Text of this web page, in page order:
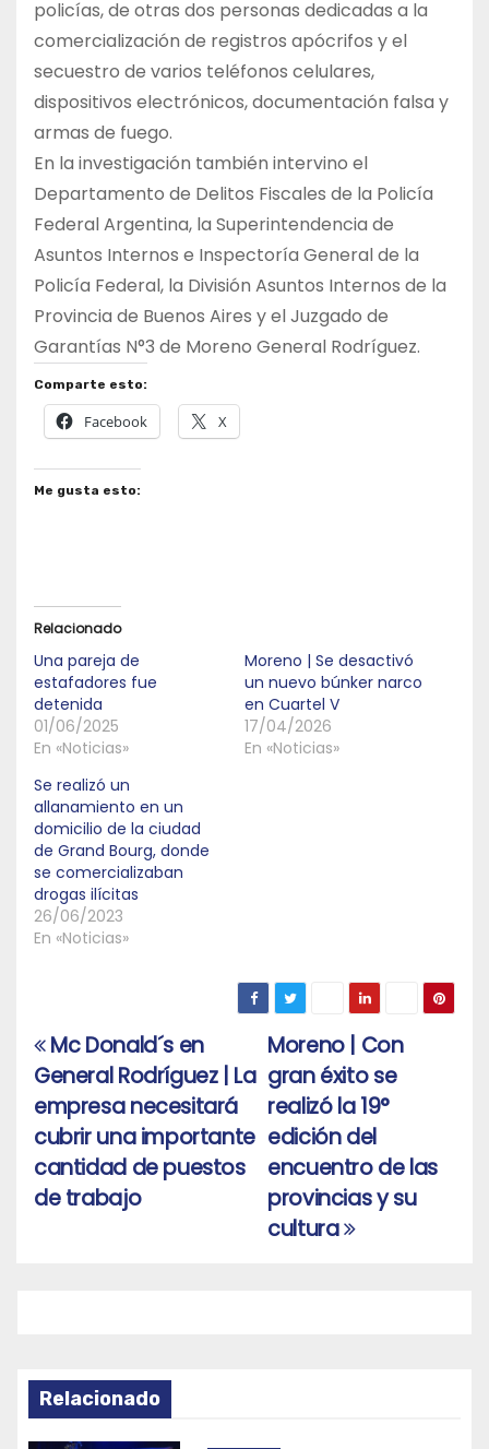
policías, de otras dos personas dedicadas a la
comercialización de registros apócrifos y el
secuestro de varios teléfonos celulares,
dispositivos electrónicos, documentación falsa y
armas de fuego.
En la investigación también intervino el
Departamento de Delitos Fiscales de la Policía
Federal Argentina, la Superintendencia de
Asuntos Internos e Inspectoría General de la
Policía Federal, la División Asuntos Internos de la
Provincia de Buenos Aires y el Juzgado de
Garantías N°3 de Moreno General Rodríguez.
Comparte esto:
Facebook X
Me gusta esto:
Relacionado
Una pareja de
estafadores fue
detenida
01/06/2025
En «Noticias»
Moreno | Se desactivó
un nuevo búnker narco
en Cuartel V
17/04/2026
En «Noticias»
Se realizó un
allanamiento en un
domicilio de la ciudad
de Grand Bourg, donde
se comercializaban
drogas ilícitas
26/06/2023
En «Noticias»
Navegación
de
entradas
Moreno | Con
gran éxito se
realizó la 19°
edición del
encuentro de las
provincias y su
cultura
Mc Donald´s en
General Rodríguez | La
empresa necesitará
cubrir una importante
cantidad de puestos
de trabajo
Relacionado